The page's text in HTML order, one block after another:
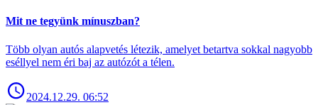
Mit ne tegyünk mínuszban?
Több olyan autós alapvetés létezik, amelyet betartva sokkal nagyobb
eséllyel nem éri baj az autózót a télen.
2024.12.29. 06:52